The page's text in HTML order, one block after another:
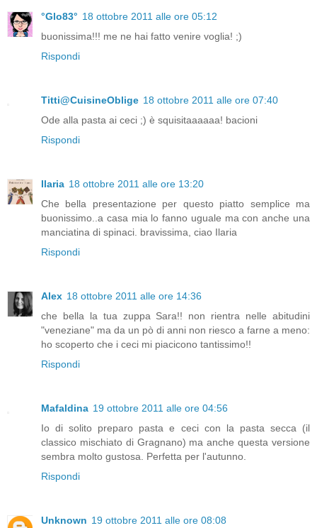
°Glo83° 18 ottobre 2011 alle ore 05:12
buonissima!!! me ne hai fatto venire voglia! ;)
Rispondi
Titti@CuisineOblige 18 ottobre 2011 alle ore 07:40
Ode alla pasta ai ceci ;) è squisitaaaaaa! bacioni
Rispondi
Ilaria 18 ottobre 2011 alle ore 13:20
Che bella presentazione per questo piatto semplice ma
buonissimo..a casa mia lo fanno uguale ma con anche una
manciatina di spinaci. bravissima, ciao Ilaria
Rispondi
Alex 18 ottobre 2011 alle ore 14:36
che bella la tua zuppa Sara!! non rientra nelle abitudini
"veneziane" ma da un pò di anni non riesco a farne a meno:
ho scoperto che i ceci mi piacicono tantissimo!!
Rispondi
Mafaldina 19 ottobre 2011 alle ore 04:56
Io di solito preparo pasta e ceci con la pasta secca (il
classico mischiato di Gragnano) ma anche questa versione
sembra molto gustosa. Perfetta per l'autunno.
Rispondi
Unknown 19 ottobre 2011 alle ore 08:08